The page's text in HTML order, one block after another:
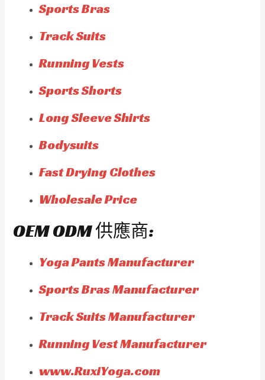
Sports Bras
Track Suits
Running Vests
Sports Shorts
Long Sleeve Shirts
Bodysuits
Fast Drying Clothes
Wholesale Price
OEM ODM 供應商:
Yoga Pants Manufacturer
Sports Bras Manufacturer
Track Suits Manufacturer
Running Vest Manufacturer
www.RuxiYoga.com